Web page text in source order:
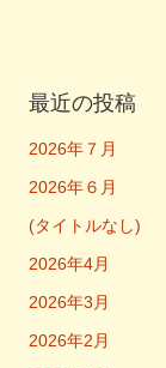
最近の投稿
2026年７月
2026年６月
(タイトルなし)
2026年4月
2026年3月
2026年2月